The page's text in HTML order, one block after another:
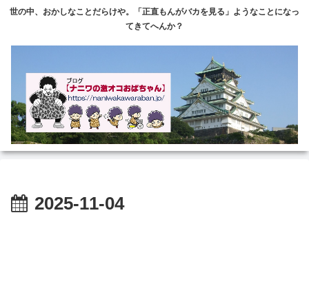
世の中、おかしなことだらけや。「正直もんがバカを見る」ようなことになっ
てきてへんか？
2025-11-04